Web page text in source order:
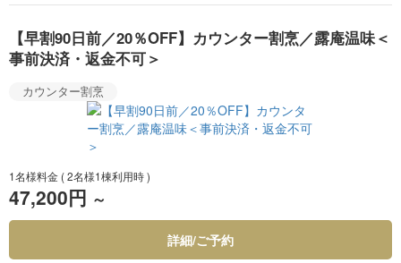
【早割90日前／20％OFF】カウンター割烹／露庵温味＜
事前決済・返金不可＞
カウンター割烹
1名様料金 ( 2名様1棟利用時 )
47,200円 ～
詳細/ご予約